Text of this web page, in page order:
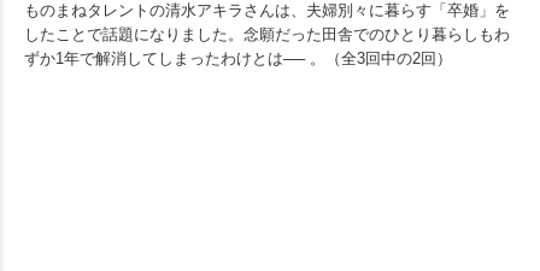
ものまねタレントの清水アキラさんは、夫婦別々に暮らす「卒婚」を
したことで話題になりました。念願だった田舎でのひとり暮らしもわ
ずか1年で解消してしまったわけとは── 。（全3回中の2回）